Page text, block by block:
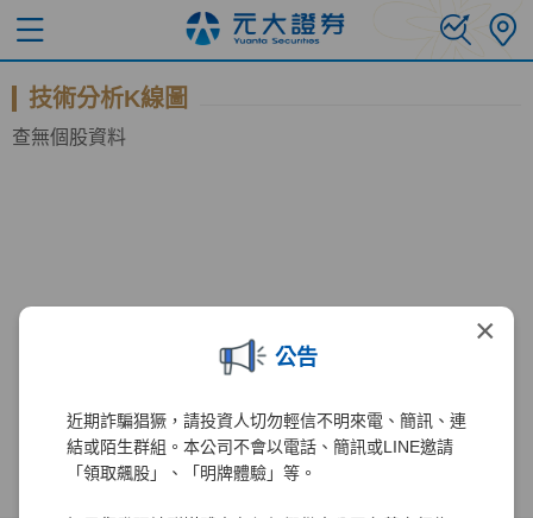
×
公告
近期詐騙猖獗，請投資人切勿輕信不明來電、簡訊、連
結或陌生群組。本公司不會以電話、簡訊或LINE邀請
「領取飆股」、「明牌體驗」等。
技術分析K線圖
查無個股資料